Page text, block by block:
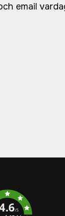
email
/5